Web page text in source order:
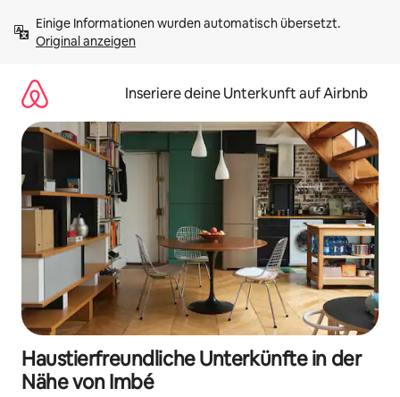
Inhalten
springenOriginal anzeigen
Inseriere deine Unterkunft auf Airbnb
Haustierfreundliche Unterkünfte in der
Nähe von Imbé